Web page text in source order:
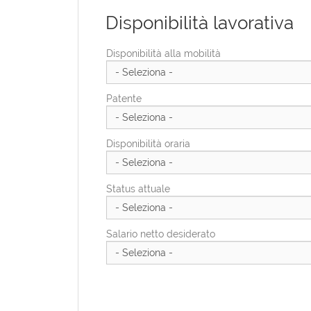
Provincia di residenza
Indirizzo di residenza
CAP di residenza
Disponibilità lavorativa
Disponibilità alla mobilità
Patente
Disponibilità oraria
Status attuale
Salario netto desiderato